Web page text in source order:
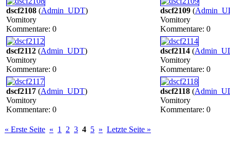
dscf2108 (Admin_UDT)
Vomitory
Kommentare: 0
dscf2109 (
Vomitory
Kommentare: 0
dscf2112 (Admin_UDT)
Vomitory
Kommentare: 0
dscf2114 (
Vomitory
Kommentare: 0
dscf2117 (Admin_UDT)
Vomitory
Kommentare: 0
dscf2118 (
Vomitory
Kommentare: 0
« Erste Seite « 1 2 3 4 5 » Letzte Seite »